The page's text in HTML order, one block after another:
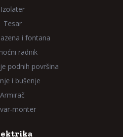
Izolater
Tesar
i fontana
radnik
podnih površina
i bušenje
Armirač
monter